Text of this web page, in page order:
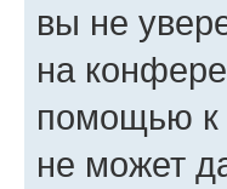
вы не
на
помощью к
не может